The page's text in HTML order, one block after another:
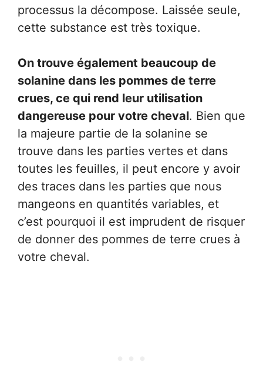
processus la décompose. Laissée seule,
cette substance est très toxique.
On trouve également beaucoup de
solanine dans les pommes de terre
crues, ce qui rend leur utilisation
dangereuse pour votre cheval. Bien que
la majeure partie de la solanine se
trouve dans les parties vertes et dans
toutes les feuilles, il peut encore y avoir
des traces dans les parties que nous
mangeons en quantités variables, et
c’est pourquoi il est imprudent de risquer
de donner des pommes de terre crues à
votre cheval.